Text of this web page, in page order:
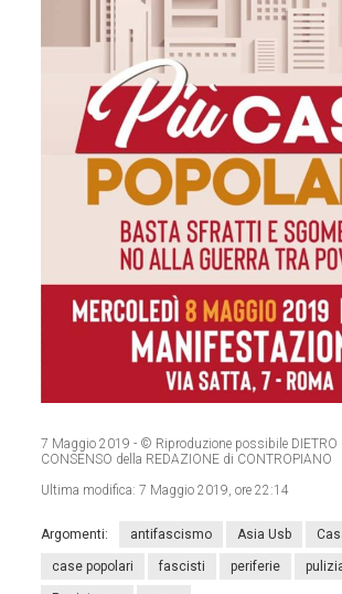
7 Maggio 2019 - © Riproduzione possibile DIETRO
CONSENSO della REDAZIONE di CONTROPIANO
Ultima modifica:7 Maggio 2019, ore 22:14
Argomenti: antifascismo Asia Usb
case popolari fascisti periferie